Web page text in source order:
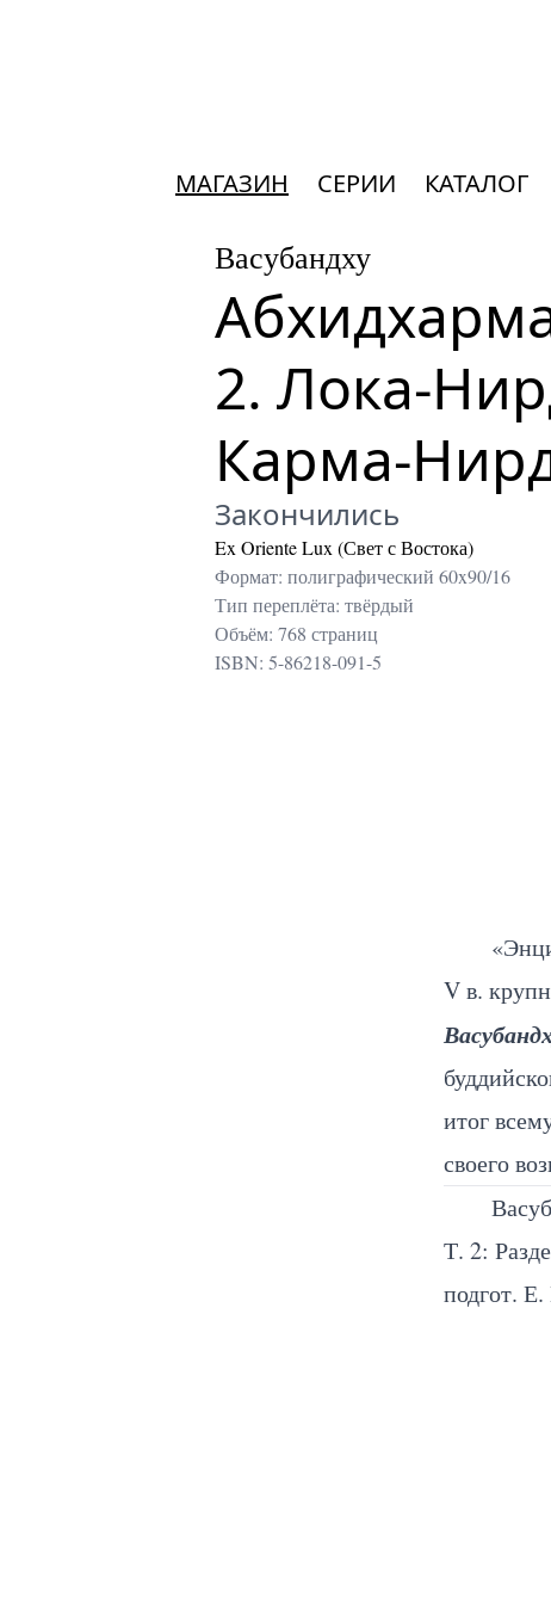
МАГАЗИН СЕРИИ КАТАЛОГ
Васубандху
2. Лока-
Карма-
Закончились
Ex Oriente Lux (Свет с Востока)
Формат: полиграфический 60x90/16
Тип переплёта: твёрдый
Объём: 768 страниц
ISBN: 5-86218-091-5
V в.
итог
своего
Т. 2:
подгот.